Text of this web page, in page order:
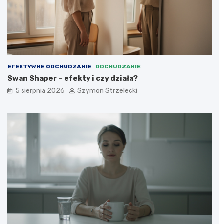
EFEKTYWNE ODCHUDZANIE ODCHUDZANIE
Swan Shaper – efekty i czy działa?
5 sierpnia 2026 Szymon Strzelecki